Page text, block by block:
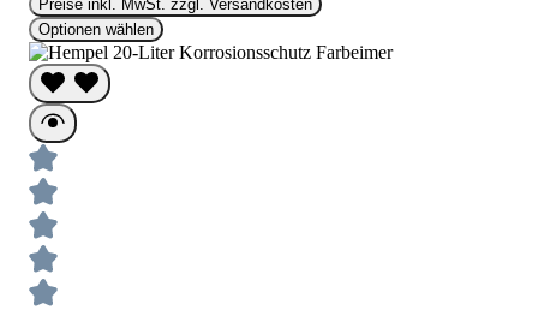
Preise inkl. MwSt. zzgl. Versandkosten
Optionen wählen